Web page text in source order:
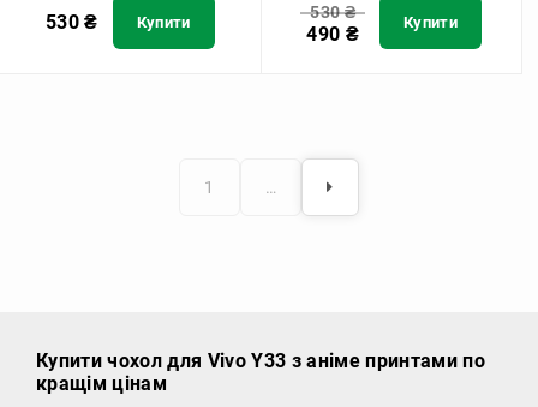
530₴ Купити
530₴
490 ₴ Купити
1 …
Купити чохол для Vivo Y33 з аніме принтами по
кращім цінам